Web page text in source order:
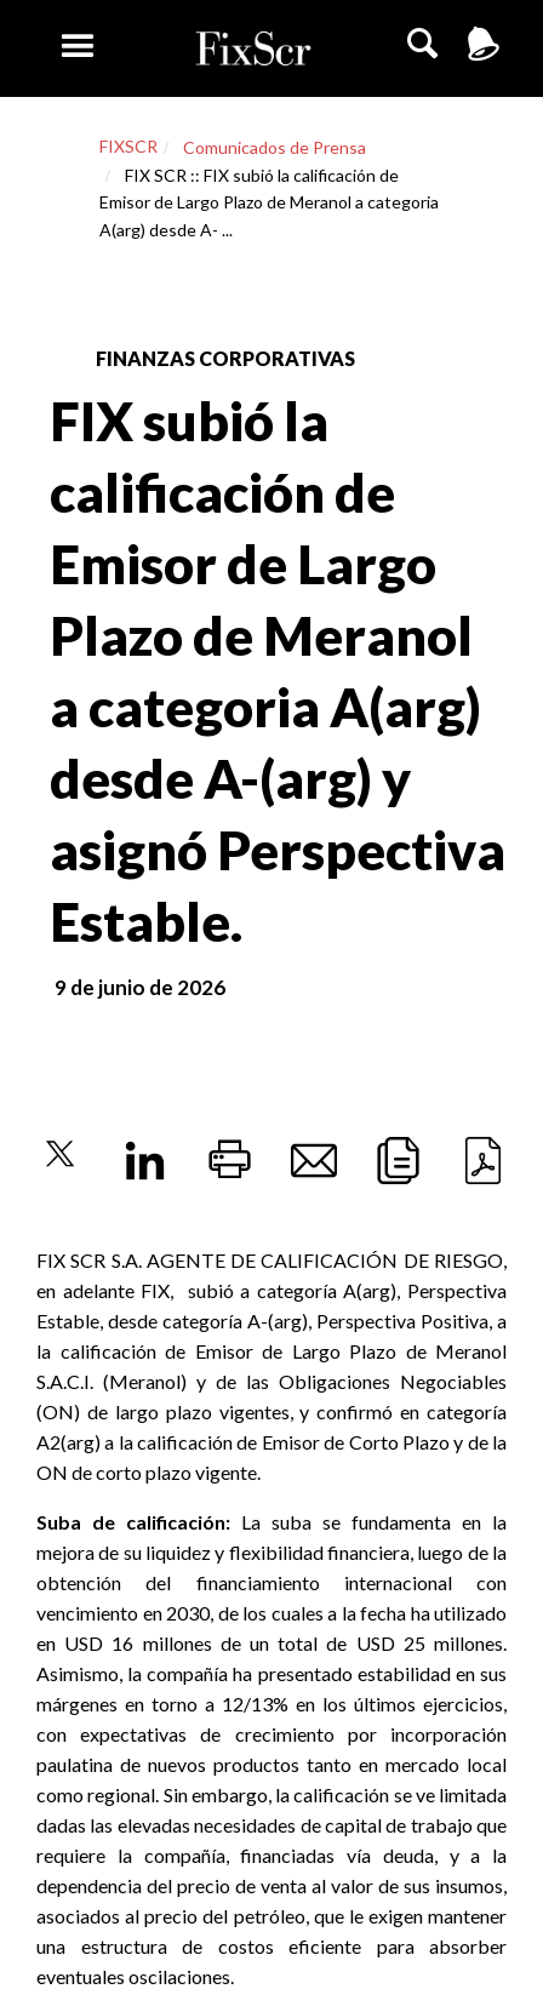
FIXSCR
Comunicados de Prensa
FIX SCR :: FIX subió la calificación de
Emisor de Largo Plazo de Meranol a categoria
A(arg) desde A- ...
FINANZAS CORPORATIVAS
FIX subió la
calificación de
Emisor de Largo
Plazo de Meranol
a categoria A(arg)
desde A-(arg) y
asignó Perspectiva
Estable.
9 de junio de 2026
FIX SCR S.A. AGENTE DE CALIFICACIÓN DE RIESGO,
en adelante FIX,
subió a categoría A(arg), Perspectiva
Estable, desde categoría A-(arg), Perspectiva Positiva, a
la calificación de Emisor de Largo Plazo de Meranol
S.A.C.I. (Meranol) y de las Obligaciones Negociables
(ON) de largo plazo vigentes, y confirmó en categoría
A2(arg) a la calificación de Emisor de Corto Plazo y de la
ON de corto plazo vigente.
Suba de calificación: La suba se fundamenta en la
mejora de su liquidez y flexibilidad financiera, luego de la
obtención del financiamiento internacional con
vencimiento en 2030, de los cuales a la fecha ha utilizado
en USD 16 millones de un total de USD 25 millones.
Asimismo, la compañía ha presentado estabilidad en sus
márgenes en torno a 12/13% en los últimos ejercicios,
con expectativas de crecimiento por incorporación
paulatina de nuevos productos tanto en mercado local
como regional. Sin embargo, la calificación se ve limitada
dadas las elevadas necesidades de capital de trabajo que
requiere la compañía, financiadas vía deuda, y a la
dependencia del precio de venta al valor de sus insumos,
asociados al precio del petróleo, que le exigen mantener
una estructura de costos eficiente para absorber
eventuales oscilaciones.